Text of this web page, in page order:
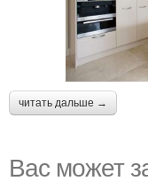
читать дальше →
Вас может